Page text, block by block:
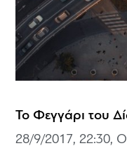
Το Φεγγάρι του
28/9/2017, 22:30,